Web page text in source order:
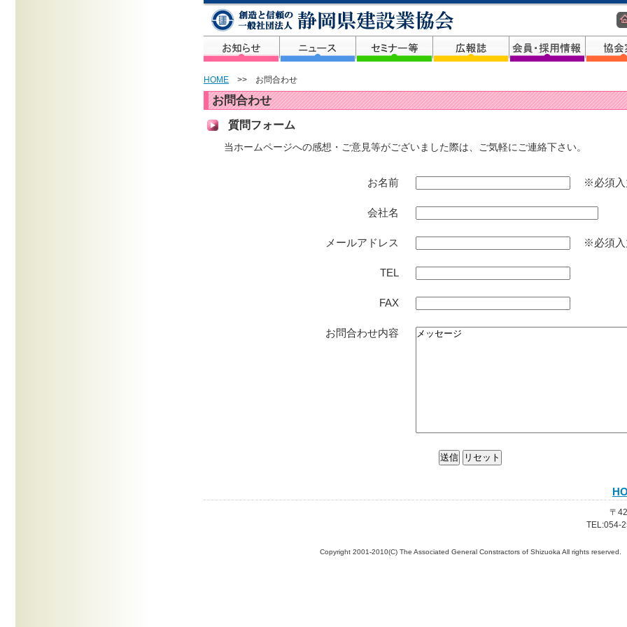
HOME >> お問合わせ
お問合わせ
質問フォーム
当ホームページへの感想・ご意見等がございました際は、ご気軽にご連絡下さい。
お名前 ※必須入
会社名
メールアドレス ※必須入
TEL
FAX
お問合わせ内容
〒
TEL:054-
Copyright 2001-2010(C) The Associated General Constractors of Shizuoka All rights reserved.